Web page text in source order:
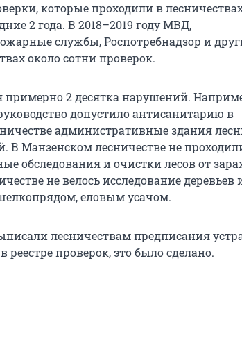
которые проходили в
2 года. В 2018–2019 году МВД,
службы, Роспотребнадзор и
около сотни проверок.
примерно 2 десятка нарушений.
допустило антисанитарию в
административные здания
В Манзенском лесничестве не
обследования и очистки лесов от
не велось исследование деревьев
еловым усачом.
лесничествам предписания
проверок, это было сделано.